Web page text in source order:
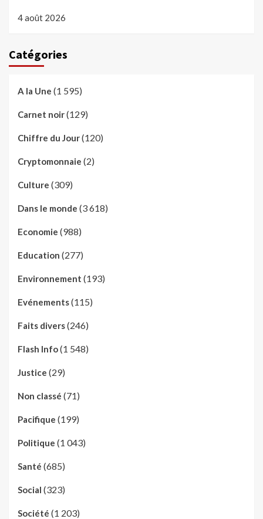
4 août 2026
Catégories
A la Une (1 595)
Carnet noir(129)
Chiffre du Jour(120)
Cryptomonnaie (2)
Culture (309)
Dans le monde (3 618)
Economie (988)
Education (277)
Environnement (193)
Evénements(115)
Faits divers(246)
Flash Info(1 548)
Justice (29)
Non classé (71)
Pacifique (199)
Politique (1 043)
Santé (685)
Social (323)
Société (1 203)